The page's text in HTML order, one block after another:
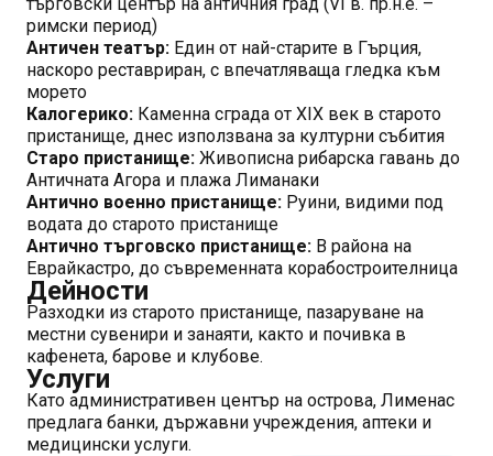
римски период)
Античен театър: Един от най-старите в Гърция,
наскоро реставриран, с впечатляваща гледка към
морето
Калогерико: Каменна сграда от XIX век в старото
пристанище, днес използвана за културни събития
Старо пристанище: Живописна рибарска гавань до
Античната Агора и плажа Лиманаки
Антично военно пристанище: Руини, видими под
водата до старото пристанище
Антично търговско пристанище: В района на
Еврайкастро, до съвременната корабостроителница
Дейности
Разходки из старото пристанище, пазаруване на
местни сувенири и занаяти, както и почивка в
кафенета, барове и клубове.
Услуги
Като административен център на острова, Лименас
предлага банки, държавни учреждения, аптеки и
медицински услуги.